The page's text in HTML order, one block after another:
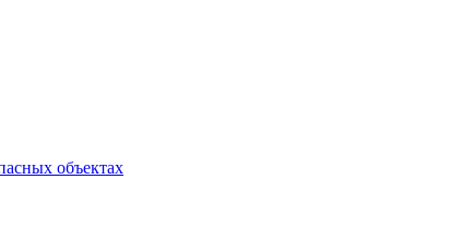
объектах